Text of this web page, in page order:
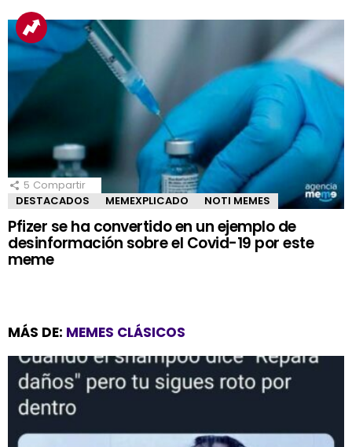
5 Compartir
DESTACADOS
MEMEXPLICADO NOTI MEMES
Pfizer se ha convertido en un ejemplo de
desinformación sobre el Covid-19 por este
meme
MÁS DE: MEMES CLÁSICOS